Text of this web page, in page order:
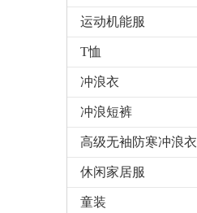
运动机能服
T恤
冲浪衣
冲浪短裤
高级无袖防寒冲浪衣
休闲家居服
童装